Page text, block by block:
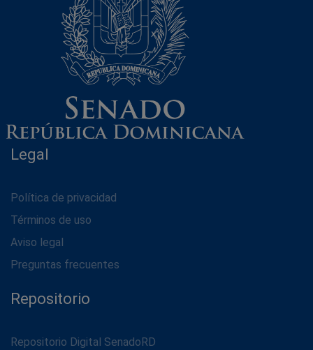
Legal
Política de privacidad
Términos de uso
Aviso legal
Preguntas frecuentes
Repositorio
Repositorio Digital SenadoRD